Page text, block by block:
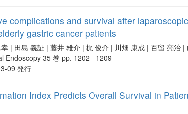
complications and survival after
gastric cancer patients
| 田島 義証 | 藤井 雄介 | 梶 俊介 | 川畑 康成 | 百留 亮治 |
Endoscopy 35 巻 pp. 1202 - 1209
09 発行
Index Predicts Overall Survival in